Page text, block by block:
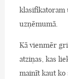
klasifikatoram
uzņēmumā.
Kā vienmēr
atziņas, kas
mainīt kaut ko